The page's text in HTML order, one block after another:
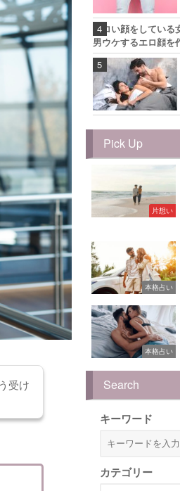
受け
エロい顔をしてい
男ウケするエロ顔を
Pick Up
片想い
本格占い
本格占い
Search
キーワード
カテゴリー